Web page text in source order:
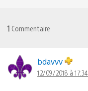
1 Commentaire
bdavvv
12/09/2018 à 17:34